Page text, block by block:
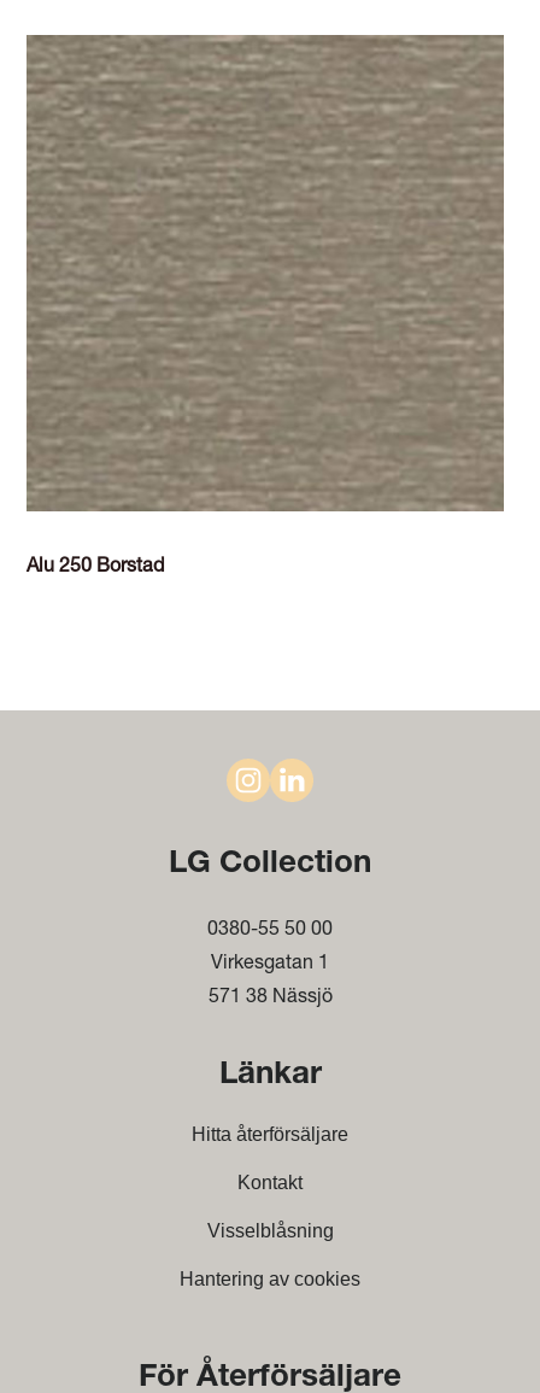
Alu 250 Borstad
LG Collection
0380-55 50 00
Virkesgatan 1
571 38 Nässjö
Länkar
Hitta återförsäljare
Kontakt
Visselblåsning
Hantering av cookies
För Återförsäljare